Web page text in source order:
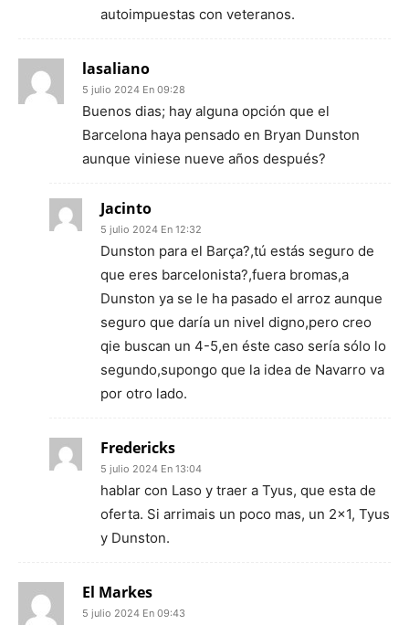
autoimpuestas con veteranos.
lasaliano
5 julio 2024 En 09:28
Buenos dias; hay alguna opción que el
Barcelona haya pensado en Bryan Dunston
aunque viniese nueve años después?
Jacinto
5 julio 2024 En 12:32
Dunston para el Barça?,tú estás seguro de
que eres barcelonista?,fuera bromas,a
Dunston ya se le ha pasado el arroz aunque
seguro que daría un nivel digno,pero creo
qie buscan un 4-5,en éste caso sería sólo lo
segundo,supongo que la idea de Navarro va
por otro lado.
Fredericks
5 julio 2024 En 13:04
hablar con Laso y traer a Tyus, que esta de
oferta. Si arrimais un poco mas, un 2×1, Tyus
y Dunston.
El Markes
5 julio 2024 En 09:43